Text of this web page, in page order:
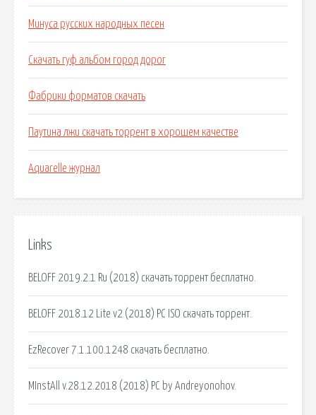
Минуса русских народных песен
Скачать гуф альбом город дорог
Фабрики форматов скачать
Паутина лжи скачать торрент в хорошем качестве
Aquarelle журнал
Links
BELOFF 2019.2.1 Ru (2018) скачать торрент бесплатно.
BELOFF 2018.12 Lite v2 (2018) PC ISO скачать торрент.
EzRecover 7.1.100.1248 скачать бесплатно.
MInstAll v.28.12.2018 (2018) PC by Andreyonohov.